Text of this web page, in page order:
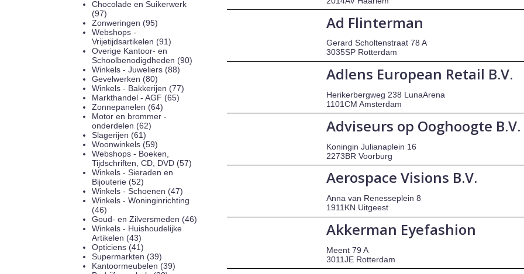
Chocolade en Suikerwerk
(97)
Zonweringen (95)
Webshops -
Vrijetijdsartikelen (91)
Overige Kantoor- en
Schoolbenodigdheden (90)
Winkels - Juweliers (88)
Gevelwerken (80)
Winkels - Bakkerijen (77)
Markthandel - AGF (65)
Zonnepanelen (64)
Motor en brommer -
onderdelen (62)
Slagerijen (61)
Woonwinkels (59)
Webshops - Boeken,
Tijdschriften, CD, DVD (57)
Winkels - Sieraden en
Bijouterie (52)
Winkels - Schoenen (47)
Winkels - Woninginrichting
(46)
Goud- en Zilversmeden (46)
Winkels - Huishoudelijke
Artikelen (43)
Opticiens (41)
Supermarkten (39)
Kantoormeubelen (39)
Ad Flinterman
Gerard Scholtenstraat 78 A
3035SP Rotterdam
Adlens European Retail B.V.
Herikerbergweg 238 LunaArena
1101CM Amsterdam
Adviseurs op Ooghoogte B.V.
Koningin Julianaplein 16
2273BR Voorburg
Aerospace Visions B.V.
Anna van Renesseplein 8
1911KN Uitgeest
Akkerman Eyefashion
Meent 79 A
3011JE Rotterdam